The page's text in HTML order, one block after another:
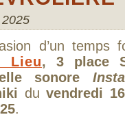
d’un
Lieu, 3 place
sonore
du vendredi
.